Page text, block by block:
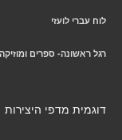
לוח עברי לועזי
רגל ראשונה- ספרים ומוזיקה
דוגמית מדפי היצירות